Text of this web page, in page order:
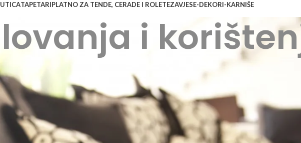
TAPETARIPLATNO ZA TENDE, CERADE I ROLETEZAVJESE-DEKORI-KARNIŠE
i